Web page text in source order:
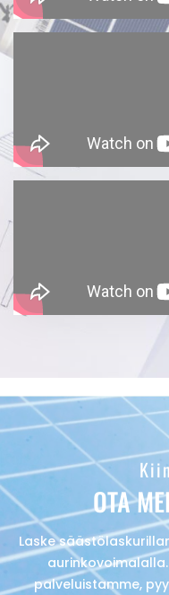
OTA
Laske
palveluistamme,